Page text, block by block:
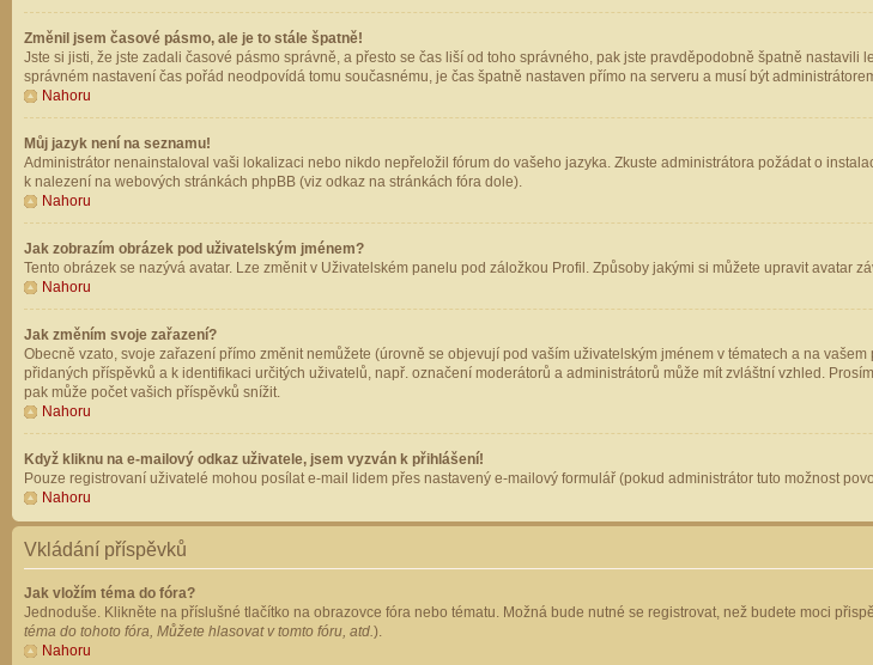
Změnil jsem časové pásmo, ale je to stále špatně!
Jste si jisti, že jste zadali časové pásmo správně, a přesto se čas liší od toho správného, pak jste pravděpodobně špatně
správném nastavení čas pořád neodpovídá tomu současnému, je čas špatně nastaven přímo na serveru a musí být
Nahoru
Můj jazyk není na seznamu!
Administrátor nenainstaloval vaši lokalizaci nebo nikdo nepřeložil fórum do vašeho jazyka. Zkuste administrátora požádat o
k nalezení na webových stránkách phpBB (viz odkaz na stránkách fóra dole).
Nahoru
Jak zobrazím obrázek pod uživatelským jménem?
Tento obrázek se nazývá avatar. Lze změnit v Uživatelském panelu pod záložkou Profil. Způsoby jakými si můžete upravit
Nahoru
Jak změním svoje zařazení?
Obecně vzato, svoje zařazení přímo změnit nemůžete (úrovně se objevují pod vaším uživatelským jménem v tématech a na
přidaných příspěvků a k identifikaci určitých uživatelů, např. označení moderátorů a administrátorů může mít zvláštní vzhled.
pak může počet vašich příspěvků snížit.
Nahoru
Když kliknu na e-mailový odkaz uživatele, jsem vyzván k přihlášení!
Pouze registrovaní uživatelé mohou posílat e-mail lidem přes nastavený e-mailový formulář (pokud administrátor tuto možnost
Nahoru
Vkládání příspěvků
Jak vložím téma do fóra?
Jednoduše. Klikněte na příslušné tlačítko na obrazovce fóra nebo tématu. Možná bude nutné se registrovat, než budete moci
téma do tohoto fóra, Můžete hlasovat v tomto fóru, atd.).
Nahoru